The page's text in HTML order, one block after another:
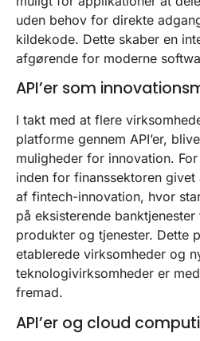
uden behov for direkte
kildekode. Dette skaber en
afgørende for moderne
API’er som
I takt med at flere
platforme gennem API’er,
muligheder for innovation. For
inden for finanssektoren
af fintech-innovation, hvor
på eksisterende
produkter og tjenester. Dette
etablerede virksomheder og
teknologivirksomheder er
fremad.
API’er og cloud